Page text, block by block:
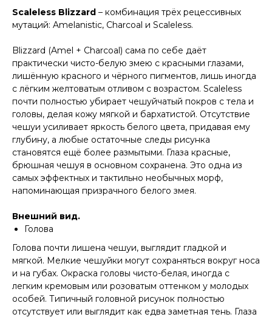
Scaleless Blizzard – комбинация трёх рецессивных
мутаций: Amelanistic, Charcoal и Scaleless.
Blizzard (Amel + Charcoal) сама по себе даёт
практически чисто-белую змею с красными глазами,
лишённую красного и чёрного пигментов, лишь иногда
с лёгким желтоватым отливом с возрастом. Scaleless
почти полностью убирает чешуйчатый покров с тела и
головы, делая кожу мягкой и бархатистой. Отсутствие
чешуи усиливает яркость белого цвета, придавая ему
глубину, а любые остаточные следы рисунка
становятся ещё более размытыми. Глаза красные,
брюшная чешуя в основном сохранена. Это одна из
самых эффектных и тактильно необычных морф,
напоминающая призрачного белого змея.
Внешний вид.
Голова
Голова почти лишена чешуи, выглядит гладкой и
мягкой. Мелкие чешуйки могут сохраняться вокруг носа
и на губах. Окраска головы чисто-белая, иногда с
легким кремовым или розоватым оттенком у молодых
особей. Типичный головной рисунок полностью
отсутствует или выглядит как едва заметная тень. Глаза